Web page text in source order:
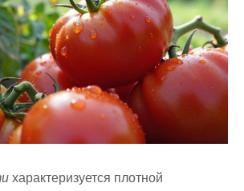
характеризуется плотной